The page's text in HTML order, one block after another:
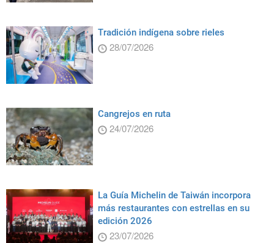
Tradición indígena sobre rieles
28/07/2026
Cangrejos en ruta
24/07/2026
La Guía Michelin de Taiwán incorpora
más restaurantes con estrellas en su
edición 2026
23/07/2026